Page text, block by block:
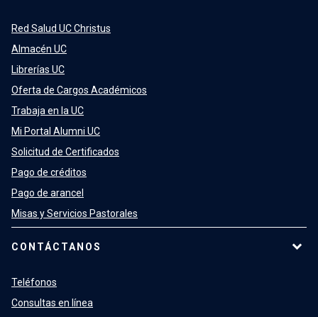
Red Salud UC Christus
Almacén UC
Librerías UC
Oferta de Cargos Académicos
Trabaja en la UC
Mi Portal Alumni UC
Solicitud de Certificados
Pago de créditos
Pago de arancel
Misas y Servicios Pastorales
CONTÁCTANOS
Teléfonos
Consultas en línea